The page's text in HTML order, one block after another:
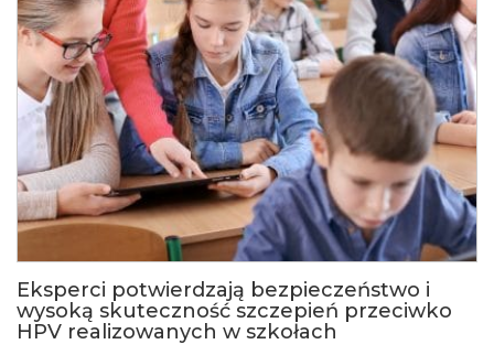
Eksperci potwierdzają bezpieczeństwo i
wysoką skuteczność szczepień przeciwko
HPV realizowanych w szkołach